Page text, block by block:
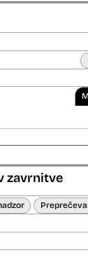
opravljena:
opravljena:
zavrnitve